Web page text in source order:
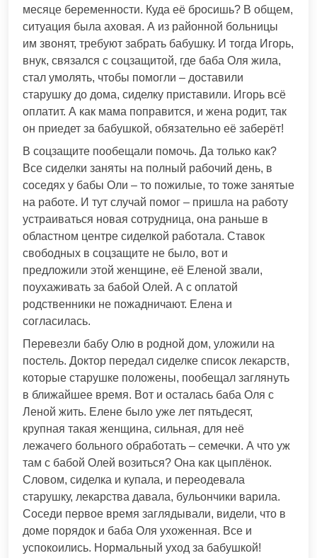
месяце беременности. Куда её бросишь? В общем,
ситуация была аховая. А из районной больницы
им звонят, требуют забрать бабушку. И тогда Игорь,
внук, связался с соцзащитой, где баба Оля жила,
стал умолять, чтобы помогли – доставили
старушку до дома, сиделку приставили. Игорь всё
оплатит. А как мама поправится, и жена родит, так
он приедет за бабушкой, обязательно её заберёт!
В соцзащите пообещали помочь. Да только как?
Все сиделки заняты на полный рабочий день, в
соседях у бабы Оли – то пожилые, то тоже занятые
на работе. И тут случай помог – пришла на работу
устраиваться новая сотрудница, она раньше в
областном центре сиделкой работала. Ставок
свободных в соцзащите не было, вот и
предложили этой женщине, её Еленой звали,
поухаживать за бабой Олей. А с оплатой
родственники не пожадничают. Елена и
согласилась.
Перевезли бабу Олю в родной дом, уложили на
постель. Доктор передал сиделке список лекарств,
которые старушке положены, пообещал заглянуть
в ближайшее время. Вот и осталась баба Оля с
Леной жить. Елене было уже лет пятьдесят,
крупная такая женщина, сильная, для неё
лежачего больного обработать – семечки. А что уж
там с бабой Олей возиться? Она как цыплёнок.
Словом, сиделка и купала, и переодевала
старушку, лекарства давала, бульончики варила.
Соседи первое время заглядывали, видели, что в
доме порядок и баба Оля ухоженная. Все и
успокоились. Нормальный уход за бабушкой!